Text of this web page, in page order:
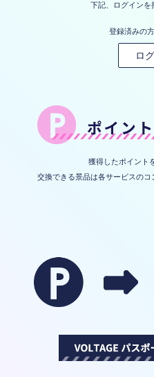
下記、ログインを
登録済みの
ロ
獲得したポイント
交換できる景品は各サービスのコ